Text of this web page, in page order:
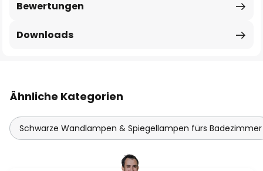
Bewertungen
Downloads
Ähnliche Kategorien
Schwarze Wandlampen & Spiegellampen fürs Badezimmer